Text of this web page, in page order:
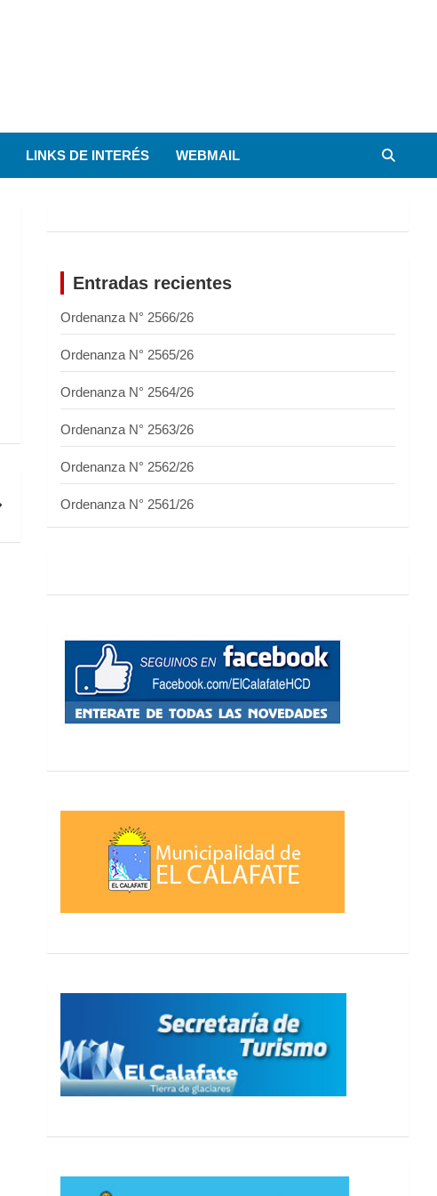
LINKS DE INTERÉS WEBMAIL
Entradas recientes
Ordenanza N° 2566/26
Ordenanza N° 2565/26
Ordenanza N° 2564/26
Ordenanza N° 2563/26
Ordenanza N° 2562/26
Ordenanza N° 2561/26